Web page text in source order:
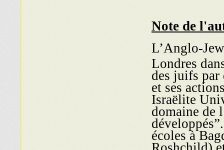
Note de
L’Anglo-
Londres
des juifs par
et ses
Israëlite
domaine de
écoles à
Roshchild)